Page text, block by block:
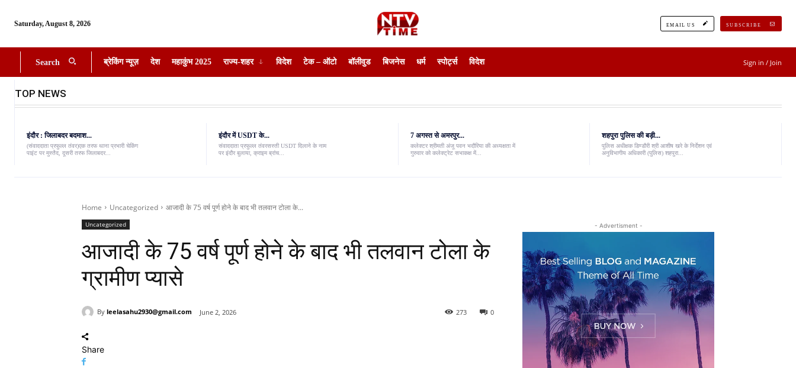
Saturday, August 8, 2026 EMAIL US SUBSCRIBE
Search ब्रेकिंग न्यूज़ देश महाकुंभ 2025 राज्य-शहर विदेश टेक – ऑटो बॉलीवुड बिजनेस धर्म स्पोर्ट्स विदेश Sign in / Join
TOP NEWS
इंदौर : जिलाबदर बदमाश...
(संवाददाता प्रफुल्ल तंवर)एक तरफ थाना प्रभारी चेकिंग
पाइंट पर मुस्तैद, दूसरी तरफ जिलाबदर...
इंदौर में USDT के...
संवाददाता प्रफुल्ल तंवरसस्ती USDT दिलाने के नाम
पर इंदौर बुलाया, क्राइम ब्रांच...
7 अगस्त से अमरपुर...
कलेक्टर श्रीमती अंजू पवन भदौरिया की अध्यक्षता में
गुरुवार को कलेक्ट्रेट सभाकक्ष में...
शहपुरा पुलिस की बड़ी...
पुलिस अधीक्षक डिण्डौरी श्री आशीष खरे के निर्देशन एवं
अनुविभागीय अधिकारी (पुलिस) शहपुरा...
Home Uncategorized आजादी के 75 वर्ष पूर्ण होने के बाद भी तलवान टोला के...
Uncategorized
आजादी के 75 वर्ष पूर्ण होने के बाद भी तलवान टोला के
ग्रामीण प्यासे
By leelasahu2930@gmail.com June 2, 2026 0
273
Share
- Advertisment -